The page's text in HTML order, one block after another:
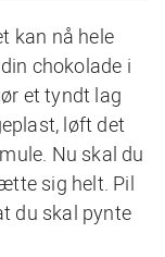
kan nå hele
chokolade i
et tyndt lag
løft det
Nu skal du
sig helt. Pil
du skal pynte